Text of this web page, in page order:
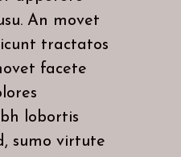
An movet
tractatos
facete
lobortis
sumo virtute